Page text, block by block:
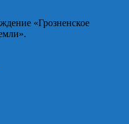
«Грозненское